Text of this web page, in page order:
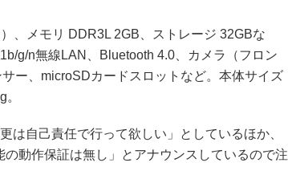
、メモリ DDR3L 2GB、ストレージ 32GBな
g/n無線LAN、Bluetooth 4.0、カメラ（フロン
ー、microSDカードスロットなど。本体サイズ
自己責任で行って欲しい」としているほか、
の動作保証は無し」とアナウンスしているので注